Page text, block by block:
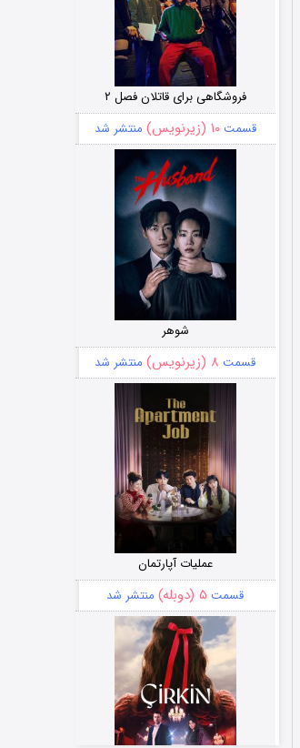
فروشگاهی برای قاتلان فصل ۲
قسمت۱۰ (زیرنویس) منتشر شد
شوهر
قسمت ۸ (زیرنویس) منتشر شد
عملیات آپارتمان
قسمت ۵ (دوبله) منتشر شد